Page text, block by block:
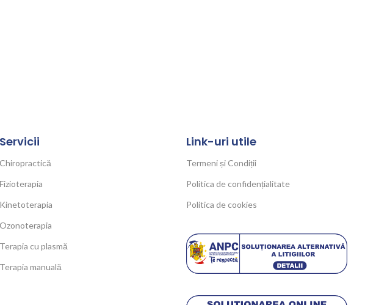
Servicii
Chiropractică
Fizioterapia
Kinetoterapia
Ozonoterapia
Terapia cu plasmă
Terapia manuală
Link-uri utile
Termeni și Condiții
Politica de confidențialitate
Politica de cookies